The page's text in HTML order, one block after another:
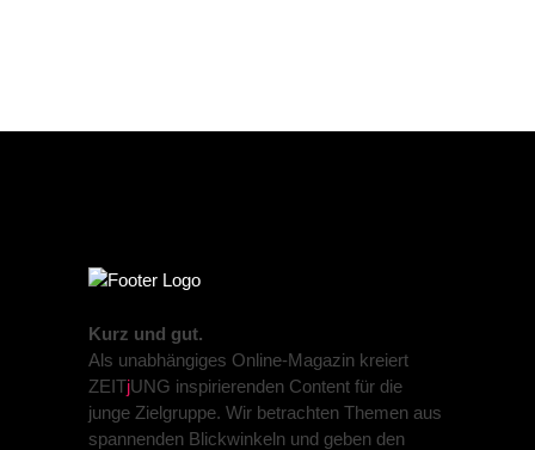
Kurz und gut.
Als unabhängiges Online-Magazin kreiert
ZEITjUNG inspirierenden Content für die
junge Zielgruppe. Wir betrachten Themen aus
spannenden Blickwinkeln und geben den